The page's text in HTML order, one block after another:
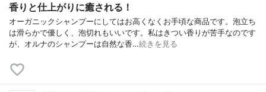
香りと仕上がりに癒される！
オーガニックシャンプーにしてはお高くなくお手頃な商品です。泡立ち
は滑らかで優しく、泡切れもいいです。私はきつい香りが苦手なのです
が、オルナのシャンプーは自然な香…続きを見る